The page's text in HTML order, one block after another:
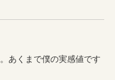
あくまで僕の実感値です